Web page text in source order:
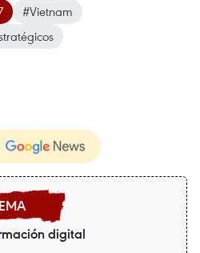
#Vietnam
digital